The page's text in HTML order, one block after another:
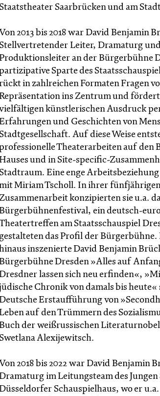
Saarbrücken und am
Von 2013 bis 2018 war David Benjamin
Leiter, Dramaturg
Produktionsleiter an der Bürgerbühne
Sparte des
in zahlreichen Formaten Fragen
Repräsentation ins Zentrum und
künstlerischen Ausdruck
Erfahrungen und Geschichten von
Auf diese Weise
Theaterarbeiten auf den
Hauses und in Site-specific-
Eine enge
Miriam Tscholl. In ihrer
konzipierten sie u.a.
Bürgerbühnenfestival, ein deutsch-
am Staatsschauspiel
gestalteten das Profil der
inszenierte David Benjamin
Bürgerbühne Dresden »Alles auf
lassen sich neu erfinden«,
Chronik von damals bis heute«
Erstaufführung von
Leben auf den Trümmern des
Buch der weißrussischen
Alexijewitsch.
Von 2018 bis 2022 war David Benjamin
im Leitungsteam des Jungen
Schauspielhaus, wo er